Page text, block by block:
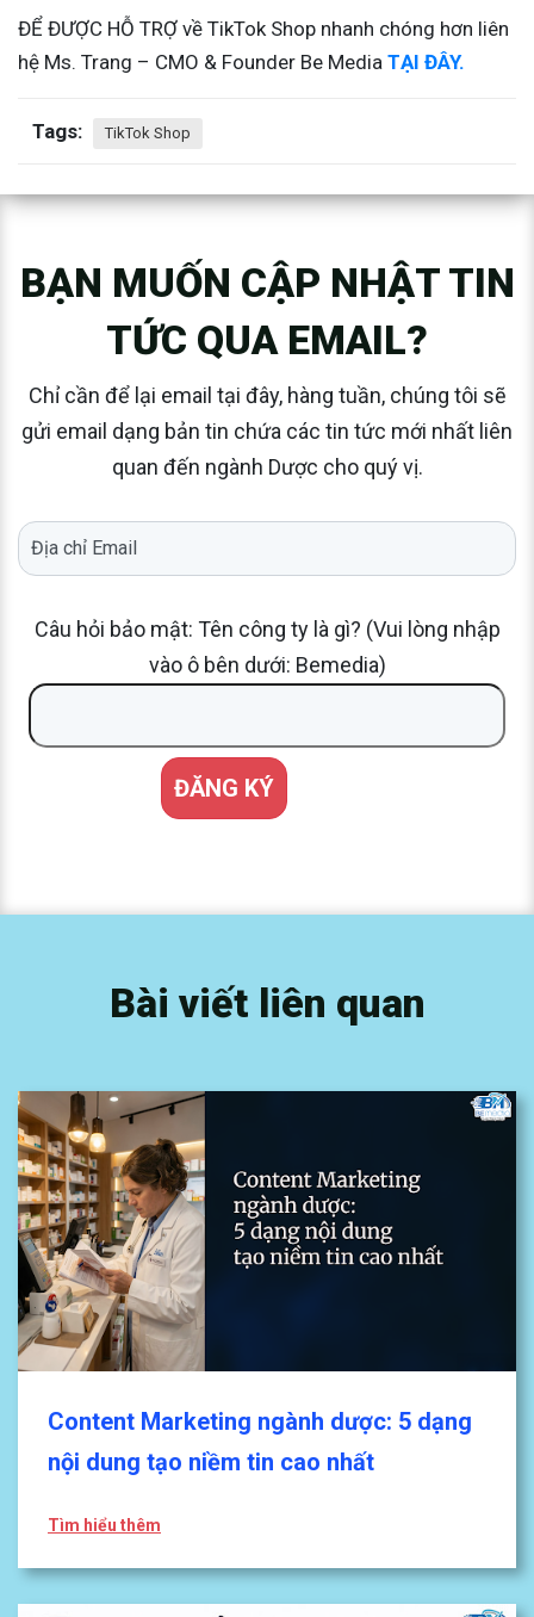
ĐỂ ĐƯỢC HỖ TRỢ về TikTok Shop nhanh chóng hơn liên
hệ Ms. Trang – CMO & Founder Be Media TẠI ĐÂY.
Tags: TikTok Shop
BẠN MUỐN CẬP NHẬT TIN
TỨC QUA EMAIL?
Chỉ cần để lại email tại đây, hàng tuần, chúng tôi sẽ
gửi email dạng bản tin chứa các tin tức mới nhất liên
quan đến ngành Dược cho quý vị.
Câu hỏi bảo mật: Tên công ty là gì? (Vui lòng nhập
vào ô bên dưới: Bemedia)
Bài viết liên quan
Content Marketing ngành dược: 5 dạng
nội dung tạo niềm tin cao nhất
Tìm hiểu thêm